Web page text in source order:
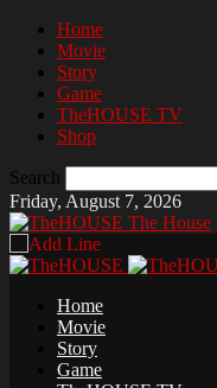
Home
Movie
Story
Game
TheHOUSE TV
Shop
Search
Friday, August 7, 2026
The House
Home
Movie
Story
Game